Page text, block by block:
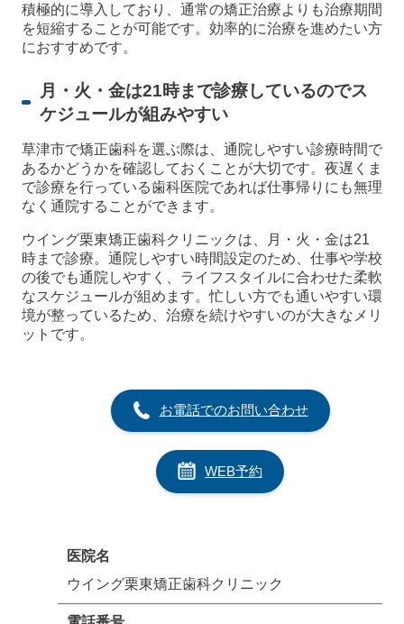
積極的に導入しており、通常の矯正治療よりも治療期間
を短縮することが可能です。効率的に治療を進めたい方
におすすめです。
月・火・金は21時まで診療しているのでス
ケジュールが組みやすい
草津市で矯正歯科を選ぶ際は、通院しやすい診療時間で
あるかどうかを確認しておくことが大切です。夜遅くま
で診療を行っている歯科医院であれば仕事帰りにも無理
なく通院することができます。
ウイング栗東矯正歯科クリニックは、月・火・金は21
時まで診療。通院しやすい時間設定のため、仕事や学校
の後でも通院しやすく、ライフスタイルに合わせた柔軟
なスケジュールが組めます。忙しい方でも通いやすい環
境が整っているため、治療を続けやすいのが大きなメリ
ットです。
お電話でのお問い合わせ
WEB予約
医院名
ウイング栗東矯正歯科クリニック